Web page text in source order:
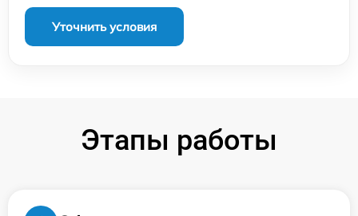
Уточнить условия
Этапы работы